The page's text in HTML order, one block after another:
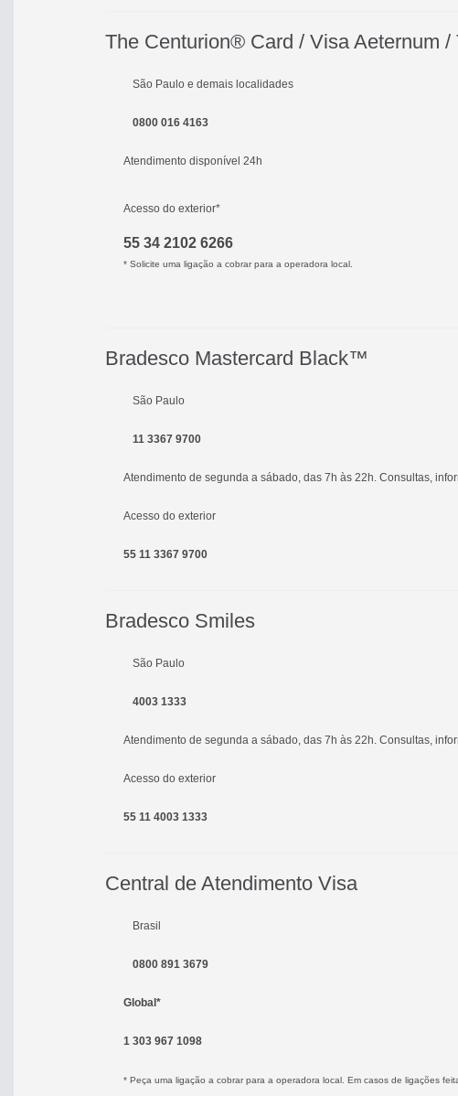
The Centurion® Card / Visa Aeternum /
São Paulo e demais localidades
0800 016 4163
Atendimento disponível 24h
Acesso do exterior*
55 34 2102 6266
* Solicite uma ligação a cobrar para a operadora local.
Bradesco Mastercard Black™
São Paulo
11 3367 9700
Atendimento de segunda a sábado, das 7h às 22h. Consultas,
Acesso do exterior
55 11 3367 9700
Bradesco Smiles
São Paulo
4003 1333
Atendimento de segunda a sábado, das 7h às 22h. Consultas,
Acesso do exterior
55 11 4003 1333
Central de Atendimento Visa
Brasil
0800 891 3679
Global*
1 303 967 1098
* Peça uma ligação a cobrar para a operadora local. Em casos de ligações